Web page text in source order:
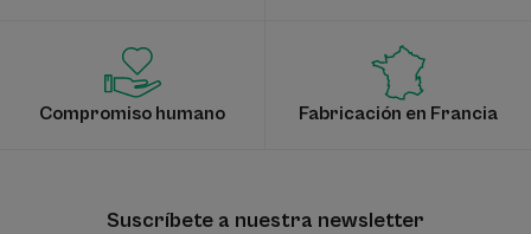
Compromiso humano Fabricación en Francia
Suscríbete a nuestra newsletter